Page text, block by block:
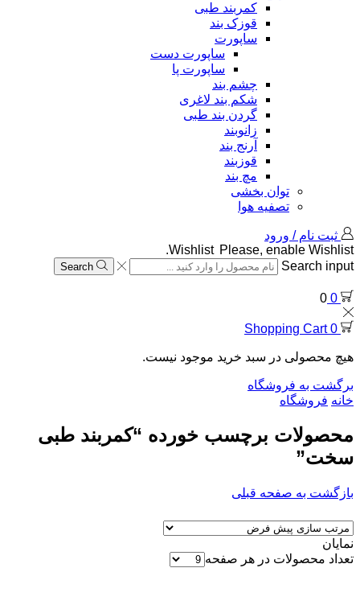
کمربند طبی
قوزک بند
ساپورت
ساپورت دست
ساپورت پا
چشم بند
شکم بند لاغری
گردن بند طبی
زانوبند
آرنج بند
قوزبند
مچ بند
توان بخشی
تصفیه هوا
ثبت نام / ورود
Wishlist Please, enable Wishlist.
Search input
Search
0
0
0
Shopping Cart
هیچ محصولی در سبد خرید موجود نیست.
برگشت به فروشگاه
خانه فروشگاه
محصولات برچسب خورده “کمربند طبی
سخت”
بازگشت به صفحه قبلی
نمایان
تعداد محصولات در هر صفحه